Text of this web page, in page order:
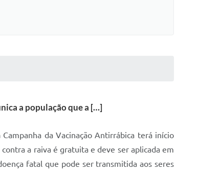
a população que a […]
da Vacinação Antirrábica terá início
a raiva é gratuita e deve ser aplicada em
fatal que pode ser transmitida aos seres